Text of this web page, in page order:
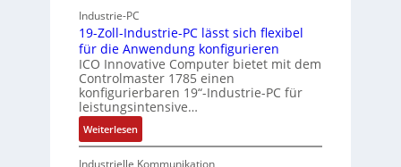
c
h
i
t
e
s
i
c
a
Industrie-PC
19-Zoll-Industrie-PC lässt sich flexibel
für die Anwendung konfigurieren
ICO Innovative Computer bietet mit dem
Controlmaster 1785 einen
konfigurierbaren 19“-Industrie-PC für
leistungsintensive…
Weiterlesen:
1
9